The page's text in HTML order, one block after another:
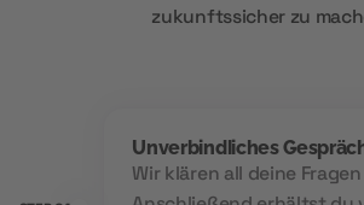
zukunftssicher zu
Unverbindliches
Wir klären all deine